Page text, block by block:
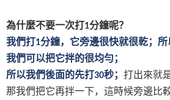
為什麼不要一次打1分鐘呢？
我們打1分鐘，它旁邊很快就很乾；
我們可以把它拌的很均勻；
所以我們後面的先打30秒； 打出來就
那我們把它再拌一下，這時候旁邊比